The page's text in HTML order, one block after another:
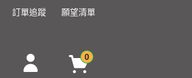
訂單追蹤 願望清單
0